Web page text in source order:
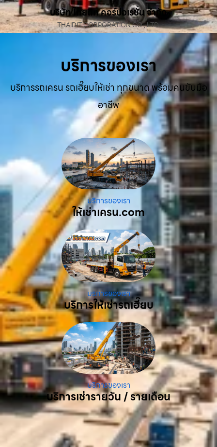
บริษัท ไทยดิท คอร์ปอเรชั่น จำกัด
THAIDIT CORPORATION CO., LTD.
บริการของเรา
บริการรถเครน รถเฮี๊ยบให้เช่า ทุกขนาด พร้อมคนขับมือ
อาชีพ
บริการของเรา
ให้เช่าเครน.com
บริการของเรา
บริการให้เช่ารถเฮี๊ยบ
บริการของเรา
บริการเช่ารายวัน / รายเดือน